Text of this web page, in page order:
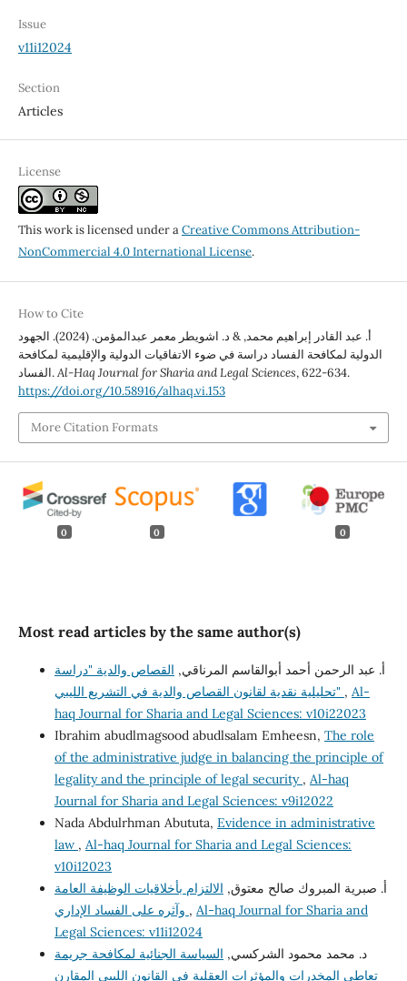
Issue
v11i12024
Section
Articles
License
This work is licensed under aCreative Commons Attribution-
NonCommercial 4.0 International License.
How to Cite
أ. عبد القادر إبراهيم محمد, & د. اشويطر معمر عبدالمؤمن. (2024). الجهود
الدولية لمكافحة الفساد دراسة في ضوء الاتفاقيات الدولية والإقليمية لمكافحة
الفساد.Al-Haq Journal for Sharia and Legal Sciences, 622-634.
https://doi.org/10.58916/alhaq.vi.153
More Citation Formats
0 0 0
Most read articles by the same author(s)
أ. عبد الرحمن أحمد أبوالقاسم المرناقي, القصاص والدية "دراسة
تحليلية نقدية لقانون القصاص والدية في التشريع الليبي" , Al-
haq Journal for Sharia and Legal Sciences: v10i22023
Ibrahim abudlmagsood abudlsalam Emheesn, The role
of the administrative judge in balancing the principle of
legality and the principle of legal security , Al-haq
Journal for Sharia and Legal Sciences: v9i12022
Nada Abdulrhman Abututa, Evidence in administrative
law , Al-haq Journal for Sharia and Legal Sciences:
v10i12023
أ‌. صبرية المبروك صالح معتوق, الالتزام بأخلاقيات الوظيفة العامة
, Al-haq Journal for Sharia and
Legal Sciences: v11i12024
د. محمد محمود الشركسي, السياسة الجنائية لمكافحة جريمة
تعاطى المخدرات والمؤثرات العقلية في القانون الليبي المقارن